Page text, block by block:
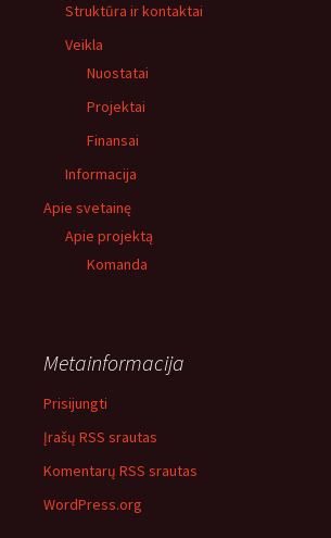
Struktūra ir kontaktai
Veikla
Nuostatai
Projektai
Finansai
Informacija
Apie svetainę
Apie projektą
Komanda
Metainformacija
Prisijungti
Įrašų RSS srautas
Komentarų RSS srautas
WordPress.org